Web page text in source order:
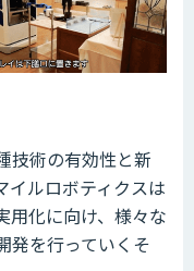
技術の有効性と新
イルロボティクスは
用化に向け、様々な
発を行っていくそ